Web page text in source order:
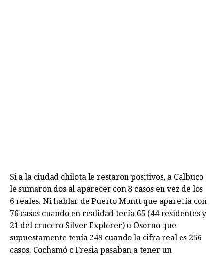
Si a la ciudad chilota le restaron positivos, a Calbuco
le sumaron dos al aparecer con 8 casos en vez de los
6 reales. Ni hablar de Puerto Montt que aparecía con
76 casos cuando en realidad tenía 65 (44 residentes y
21 del crucero Silver Explorer) u Osorno que
supuestamente tenía 249 cuando la cifra real es 256
casos. Cochamó o Fresia pasaban a tener un